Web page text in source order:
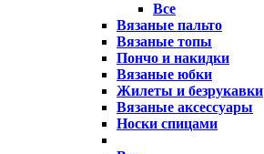
Все
Вязаные пальто
Вязаные топы
Пончо и накидки
Вязаные юбки
Жилеты и безрукавки
Вязаные аксессуары
Носки спицами